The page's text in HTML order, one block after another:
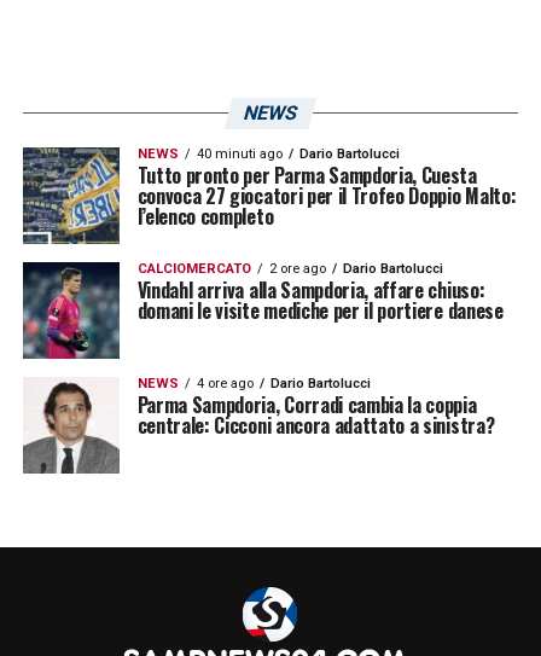
NEWS
NEWS 40 minuti ago Dario Bartolucci
Tutto pronto per Parma Sampdoria, Cuesta
convoca 27 giocatori per il Trofeo Doppio Malto:
l’elenco completo
CALCIOMERCATO 2 ore ago Dario Bartolucci
Vindahl arriva alla Sampdoria, affare chiuso:
domani le visite mediche per il portiere danese
NEWS 4 ore ago Dario Bartolucci
Parma Sampdoria, Corradi cambia la coppia
centrale: Cicconi ancora adattato a sinistra?